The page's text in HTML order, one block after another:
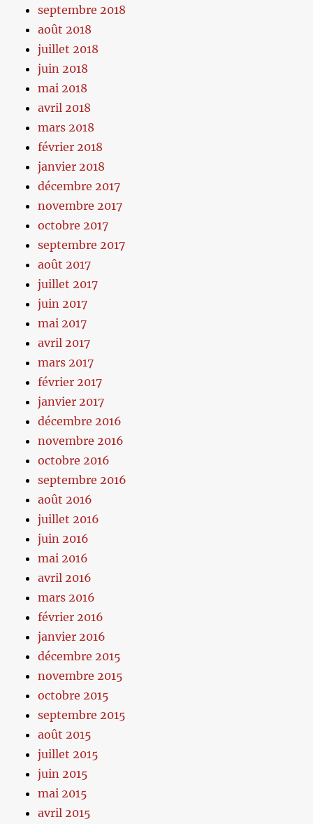
septembre 2018
août 2018
juillet 2018
juin 2018
mai 2018
avril 2018
mars 2018
février 2018
janvier 2018
décembre 2017
novembre 2017
octobre 2017
septembre 2017
août 2017
juillet 2017
juin 2017
mai 2017
avril 2017
mars 2017
février 2017
janvier 2017
décembre 2016
novembre 2016
octobre 2016
septembre 2016
août 2016
juillet 2016
juin 2016
mai 2016
avril 2016
mars 2016
février 2016
janvier 2016
décembre 2015
novembre 2015
octobre 2015
septembre 2015
août 2015
juillet 2015
juin 2015
mai 2015
avril 2015